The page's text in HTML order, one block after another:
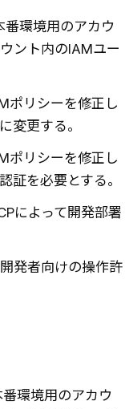
番環境用のアカウ
ント内のIAMユー
ポリシーを修正し
変更する。
ポリシーを修正し
証を必要とする。
によって開発部署
発者向けの操作許
環境用のアカウ